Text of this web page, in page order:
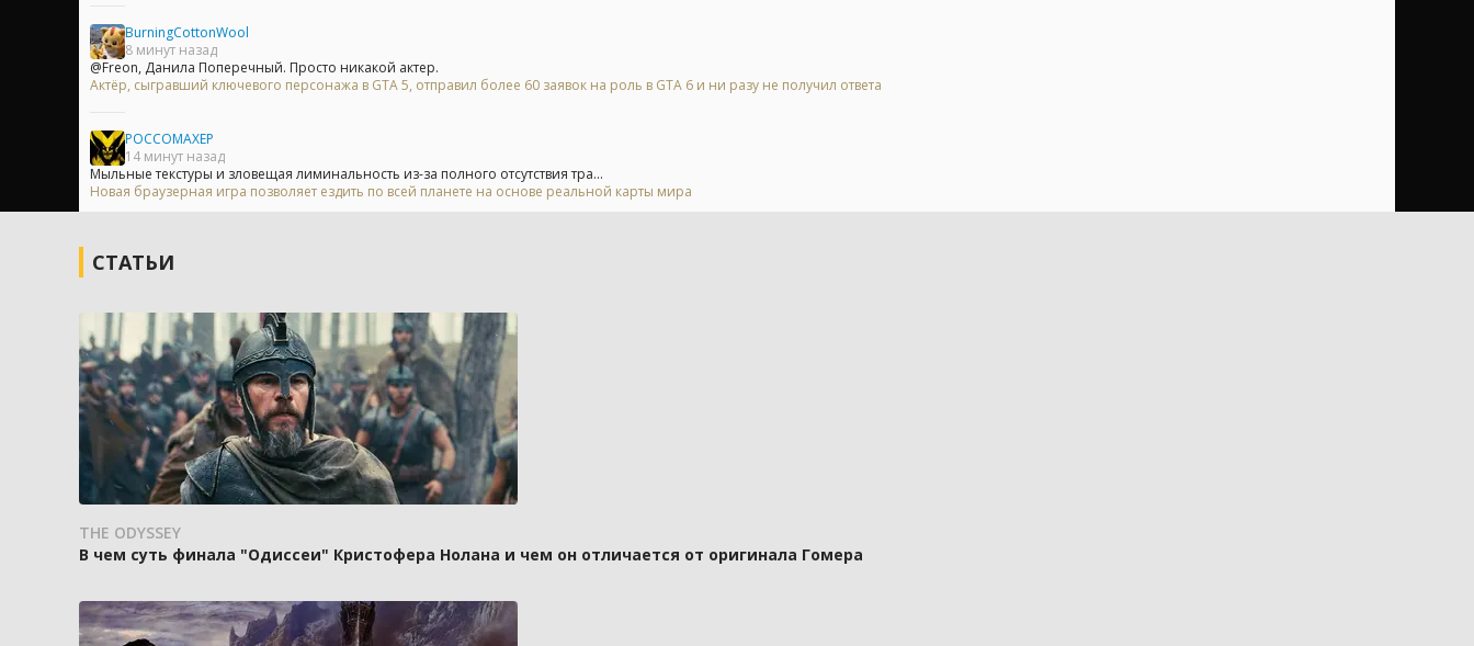
BurningCottonWool
8 минут назад
@Freon, Данила Поперечный. Просто никакой актер.
Актёр, сыгравший ключевого персонажа в GTA 5, отправил более 60 заявок на роль в GTA 6 и ни разу не получил ответа
POCCOMAXEP
14 минут назад
Мыльные текстуры и зловещая лиминальность из-за полного отсутствия тра...
Новая браузерная игра позволяет ездить по всей планете на основе реальной карты мира
СТАТЬИ
THE ODYSSEY
В чем суть финала "Одиссеи" Кристофера Нолана и чем он отличается от оригинала Гомера